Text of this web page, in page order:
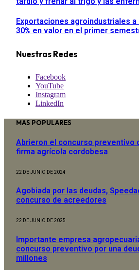
Exportaciones agroindustriales a
30% en valor en el primer
Nuestras Redes
Facebook
YouTube
Instagram
LinkedIn
MAS POPULARES
Abrieron el concurso preventivo
firma agrícola cordobesa
22 DE JUNIO DE 2024
Agobiada por las deudas,
concurso de acreedores
22 DE JUNIO DE 2025
Importante empresa
concurso preventivo por una
millones